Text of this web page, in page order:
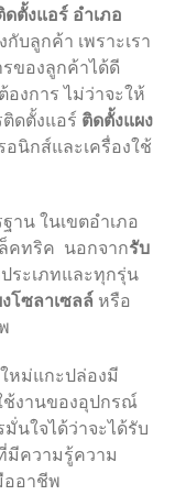
ID
ดตั้งแอร์ อำเภอ
บลูกค้า เพราะเรา
ของลูกค้าได้ดี
งการ ไม่ว่าจะให้
ดตั้งแอร์ ติดตั้งแผง
นิกส์และเครื่องใช้
น ในเขตอำเภอ
ล็คทริค นอกจากรับ
ระเภทและทุกรุ่น
โซลาเซลล์ หรือ
หม่แกะปล่องมี
ช้งานของอุปกรณ์
นใจได้ว่าจะได้รับ
มีความรู้ความ
อาชีพ